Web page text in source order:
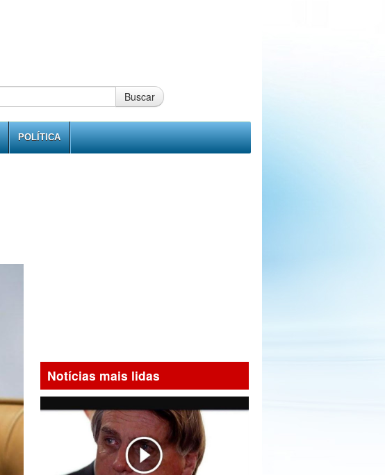
Buscar
POLÍTICA
Notícias mais lidas